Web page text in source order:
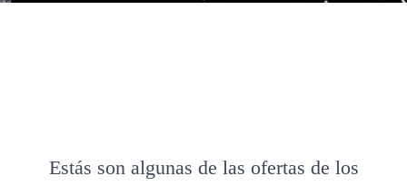
Estás son algunas de las ofertas de los